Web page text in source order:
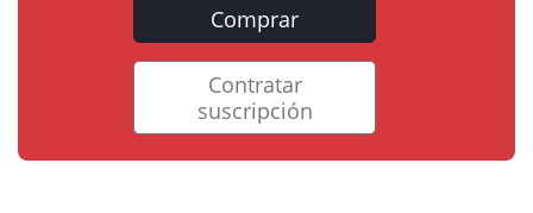
Comprar
Contratar
suscripción